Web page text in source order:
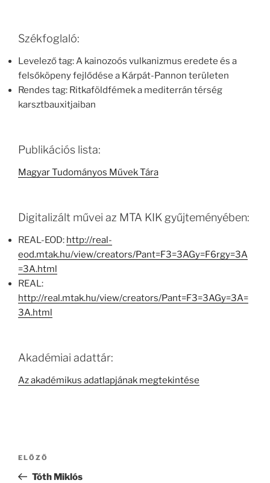
Székfoglaló:
Levelező tag: A kainozoós vulkanizmus eredete és a
felsőköpeny fejlődése a Kárpát-Pannon területen
Rendes tag: Ritkaföldfémek a mediterrán térség
karsztbauxitjaiban
Publikációs lista:
Magyar Tudományos Művek Tára
Digitalizált művei az MTA KIK gyűjteményében:
REAL-EOD: http://real-
eod.mtak.hu/view/creators/Pant=F3=3AGy=F6rgy=3A
=3A.html
REAL:
http://real.mtak.hu/view/creators/Pant=F3=3AGy=3A=
3A.html
Akadémiai adattár:
Az akadémikus adatlapjának megtekintése
Bejegyzés
Korábbi
bejegyzés
ELŐZŐ
Tóth Miklós